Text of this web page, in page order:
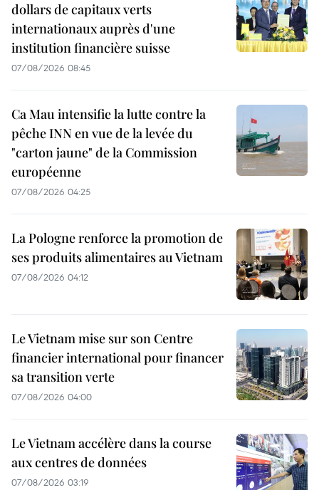
dollars de capitaux verts
internationaux auprès d'une
institution financière suisse
07/08/2026 08:45
Ca Mau intensifie la lutte contre la
pêche INN en vue de la levée du
"carton jaune" de la Commission
européenne
07/08/2026 04:25
La Pologne renforce la promotion de
ses produits alimentaires au Vietnam
07/08/2026 04:12
Le Vietnam mise sur son Centre
financier international pour financer
sa transition verte
07/08/2026 04:00
Le Vietnam accélère dans la course
aux centres de données
07/08/2026 03:19